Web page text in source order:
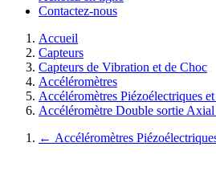
Contactez-nous
Accueil
Capteurs
Capteurs de Vibration et de Choc
Accéléromètres
Accéléromètres Piézoélectriques
Accéléromètre Double sortie
← Accéléromètres